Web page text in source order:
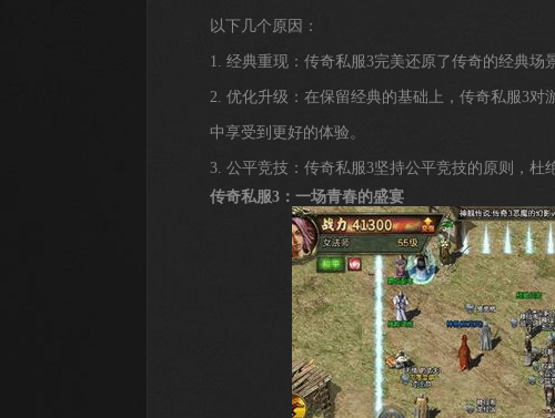
以下几个原因：
1. 经典重现：传奇私服3完美还原了传奇的经典场
2. 优化升级：在保留经典的基础上，传奇私服3
中享受到更好的体验。
3. 公平竞技：传奇私服3坚持公平竞技的原则，杜
传奇私服3：一场青春的盛宴